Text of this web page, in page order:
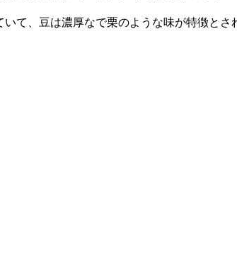
て、豆は濃厚なで栗のような味が特徴と